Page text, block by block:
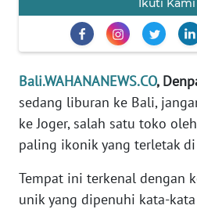
Ikuti
Bali.WAHANANEWS.CO,
sedang liburan ke Bali,
ke Joger, salah satu toko
paling ikonik yang terletak di
Tempat ini terkenal dengan
unik yang dipenuhi kata-
TENTANG
PEDOMAN
MEDIA
SIBER
REDAKSI
KARIR